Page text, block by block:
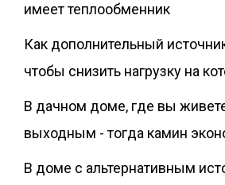
имеет теплообменник
Как дополнительный
чтобы снизить нагрузку на
В дачном доме, где вы
выходным - тогда камин
В доме с альтернативным